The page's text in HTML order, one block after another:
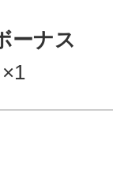
ーナス